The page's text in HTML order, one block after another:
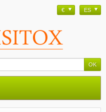
€ ES